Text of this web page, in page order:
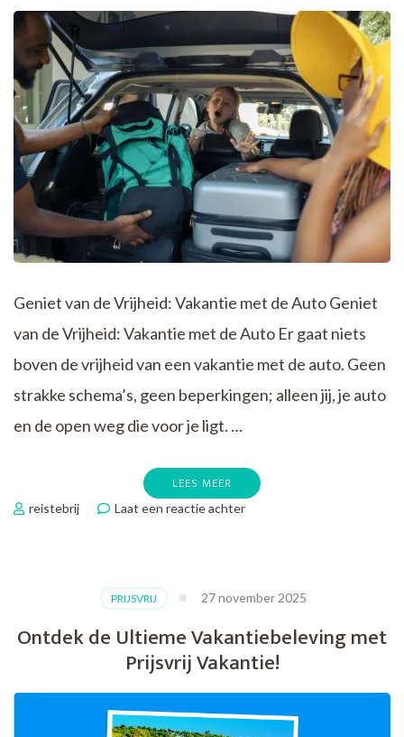
Geniet van de Vrijheid: Vakantie met de Auto Geniet
van de Vrijheid: Vakantie met de Auto Er gaat niets
boven de vrijheid van een vakantie met de auto. Geen
strakke schema’s, geen beperkingen; alleen jij, je auto
en de open weg die voor je ligt. …
LEES MEER
reistebrij Laat een reactie achterop
Magie
Vakantie
met
Auto!
PRIJSVRIJ 27 november 2025
Ontdek de Ultieme Vakantiebeleving met
Prijsvrij Vakantie!